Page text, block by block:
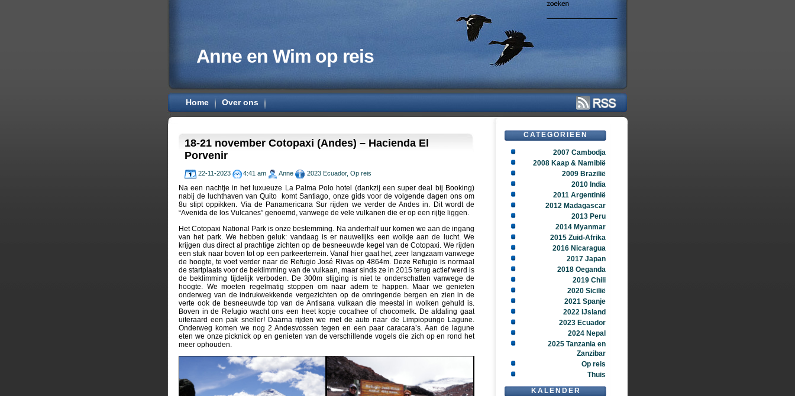
Anne en Wim op reis
Home Over ons
18-21 november Cotopaxi (Andes) – Hacienda El
Porvenir
22-11-2023 4:41 am Anne 2023 Ecuador, Op reis
Na een nachtje in het luxueuze La Palma Polo hotel (dankzij een super deal bij Booking)
nabij de luchthaven van Quito komt Santiago, onze gids voor de volgende dagen ons om
8u stipt oppikken. Via de Panamericana Sur rijden we verder de Andes in. Dit wordt de
“Avenida de los Vulcanes” genoemd, vanwege de vele vulkanen die er op een rijtje liggen.
Het Cotopaxi National Park is onze bestemming. Na anderhalf uur komen we aan de ingang
van het park. We hebben geluk: vandaag is er nauwelijks een wolkje aan de lucht. We
krijgen dus direct al prachtige zichten op de besneeuwde kegel van de Cotopaxi. We rijden
een stuk naar boven tot op een parkeerterrein. Vanaf hier gaat het, zeer langzaam vanwege
de hoogte, te voet verder naar de Refugio José Rivas op 4864m. Deze Refugio is normaal
de startplaats voor de beklimming van de vulkaan, maar sinds ze in 2015 terug actief werd is
de beklimming tijdelijk verboden. De 300m stijging is niet te onderschatten vanwege de
hoogte. We moeten regelmatig stoppen om naar adem te happen. Maar we genieten
onderweg van de indrukwekkende vergezichten op de omringende bergen en zien in de
verte ook de besneeuwde top van de Antisana vulkaan die meestal in wolken gehuld is.
Boven in de Refugio wacht ons een heet kopje cocathee of chocomelk. De afdaling gaat
uiteraard een pak sneller! Daarna rijden we met de auto naar de Limpiopungo Lagune.
Onderweg komen we nog 2 Andesvossen tegen en een paar caracara’s. Aan de lagune
eten we onze picknick op en genieten van de verschillende vogels die zich op en rond het
meer ophouden.
CATEGORIEËN
2007 Cambodja
2008 Kaap & Namibië
2009 Brazilië
2010 India
2011 Argentinië
2012 Madagascar
2013 Peru
2014 Myanmar
2015 Zuid-Afrika
2016 Nicaragua
2017 Japan
2018 Oeganda
2019 Chili
2020 Sicilië
2021 Spanje
2022 IJsland
2023 Ecuador
2024 Nepal
2025 Tanzania en
Zanzibar
Op reis
Thuis
KALENDER